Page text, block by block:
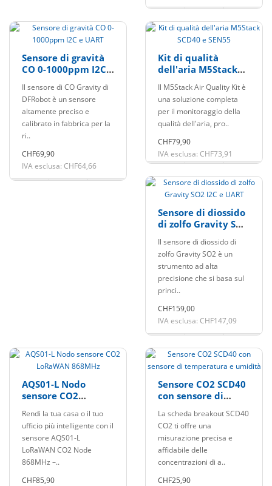
Sensore di gravità
CO 0-1000ppm I2C e
Il sensore di CO Gravity di
DFRobot è un sensore
altamente preciso e
calibrato in fabbrica per la
ri..
CHF69,90
IVA esclusa: CHF64,66
Kit di qualità
dell'aria M5Stack
Il M5Stack Air Quality Kit è
una soluzione completa
per il monitoraggio della
qualità dell'aria, pro..
CHF79,90
IVA esclusa: CHF73,91
Sensore di diossido
di zolfo Gravity SO2
Il sensore di diossido di
zolfo Gravity SO2 è un
strumento ad alta
precisione che si basa sul
princi..
CHF159,00
IVA esclusa: CHF147,09
AQS01-L Nodo
sensore CO2
Rendi la tua casa o il tuo
ufficio più intelligente con il
sensore AQS01-L
LoRaWAN CO2 Node
868MHz –..
CHF85,90
Sensore CO2 SCD40
con sensore di
umidità
La scheda breakout SCD40
CO2 ti offre una
misurazione precisa e
affidabile delle
concentrazioni di a..
CHF25,90